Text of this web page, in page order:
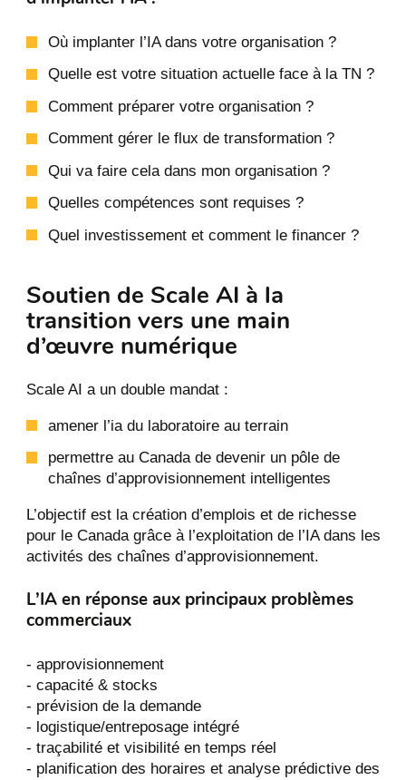
Où implanter l’IA dans votre organisation ?
Quelle est votre situation actuelle face à la TN ?
Comment préparer votre organisation ?
Comment gérer le flux de transformation ?
Qui va faire cela dans mon organisation ?
Quelles compétences sont requises ?
Quel investissement et comment le financer ?
Soutien de Scale AI à la
transition vers une main
d’œuvre numérique
Scale AI a un double mandat :
amener l’ia du laboratoire au terrain
permettre au Canada de devenir un pôle de
chaînes d’approvisionnement intelligentes
L’objectif est la création d’emplois et de richesse
pour le Canada grâce à l’exploitation de l’IA dans les
activités des chaînes d’approvisionnement.
L’IA en réponse aux principaux problèmes
commerciaux
- approvisionnement
- capacité & stocks
- prévision de la demande
- logistique/entreposage intégré
- traçabilité et visibilité en temps réel
- planification des horaires et analyse prédictive des